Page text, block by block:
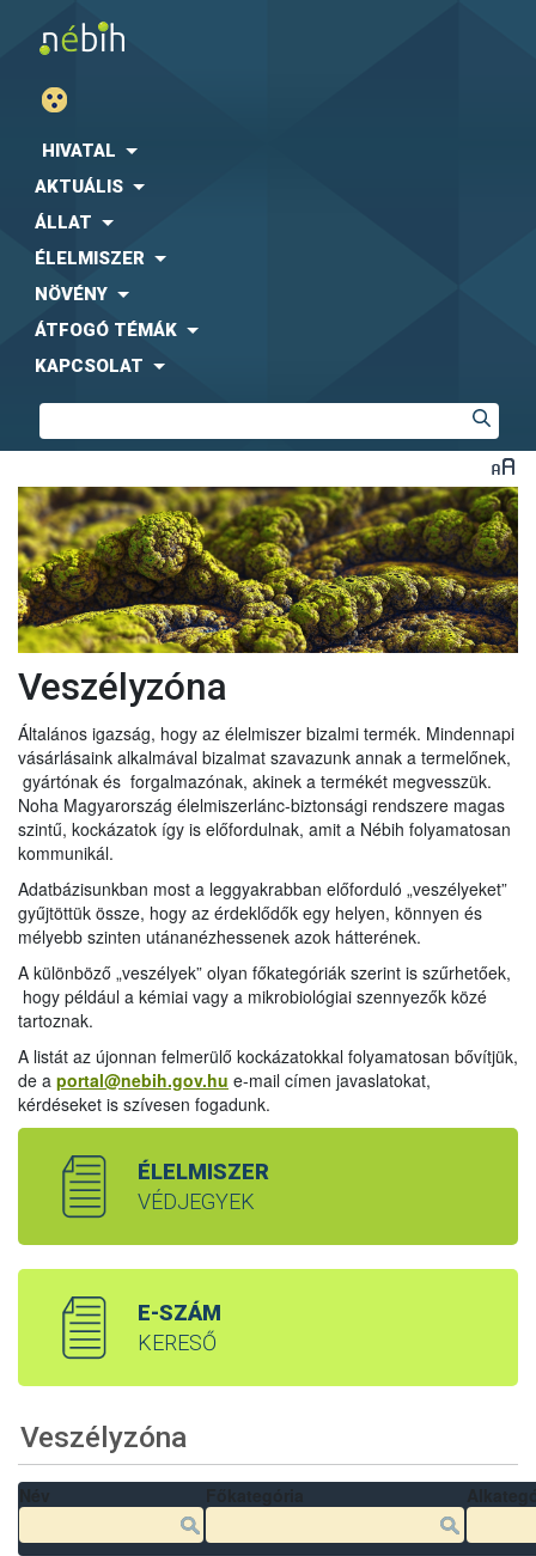
HIVATAL
AKTUÁLIS
ÁLLAT
ÉLELMISZER
NÖVÉNY
ÁTFOGÓ TÉMÁK
KAPCSOLAT
Veszélyzóna
Általános igazság, hogy az élelmiszer bizalmi termék. Mindennapi
vásárlásaink alkalmával bizalmat szavazunk annak a termelőnek,
gyártónak és forgalmazónak, akinek a termékét megvesszük.
Noha Magyarország élelmiszerlánc-biztonsági rendszere magas
szintű, kockázatok így is előfordulnak, amit a Nébih folyamatosan
kommunikál.
Adatbázisunkban most a leggyakrabban előforduló „veszélyeket”
gyűjtöttük össze, hogy az érdeklődők egy helyen, könnyen és
mélyebb szinten utánanézhessenek azok hátterének.
A különböző „veszélyek” olyan főkategóriák szerint is szűrhetőek,
hogy például a kémiai vagy a mikrobiológiai szennyezők közé
tartoznak.
A listát az újonnan felmerülő kockázatokkal folyamatosan bővítjük,
de a portal@nebih.gov.hu e-mail címen javaslatokat,
kérdéseket is szívesen fogadunk.
ÉLELMISZER
VÉDJEGYEK
E-SZÁM
KERESŐ
Veszélyzóna